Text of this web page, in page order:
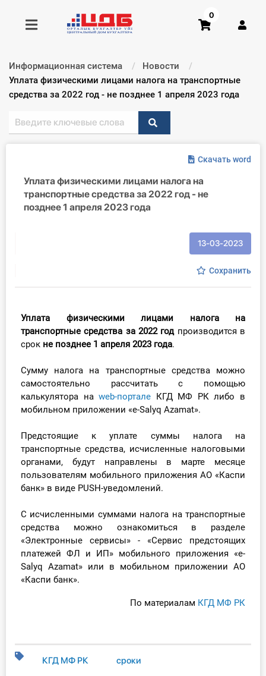
Получить консультацию
Главная ИС
Консультации
Вебинары
Справочник бухгалтера
Участник ВЭД
Практика ИП
Учет по отраслям
Интернет-магазин
О Системе
Обучение
0
Информационная система
Новости
Текущий:
Уплата физическими лицами налога на транспортные
средства за 2022 год - не позднее 1 апреля 2023 года
Скачать word
Уплата физическими лицами налога на
транспортные средства за 2022 год - не
позднее 1 апреля 2023 года
13-03-2023
Сохранить
Уплата физическими лицами налога на
транспортные средства за 2022 годпроизводится в
срок не позднее 1 апреля 2023 года.
Сумму налога на транспортные средства можно
самостоятельно рассчитать с помощью
калькулятора наweb-портале КГД МФ РК либо в
мобильном приложении «e-Salyq Azamat».
Предстоящие к уплате суммы налога на
транспортные средства, исчисленные налоговыми
органами, будут направлены в марте месяце
пользователям мобильного приложения АО «Каспи
банк» в виде PUSH-уведомлений.
С исчисленными суммами налога на транспортные
средства можно ознакомиться в разделе
«Электронные сервисы» - «Сервис предстоящих
платежей ФЛ и ИП» мобильного приложения «e-
Salyq Azamat» или в мобильном приложении АО
«Каспи банк».
По материалам КГД МФ РК
КГД МФ РК сроки